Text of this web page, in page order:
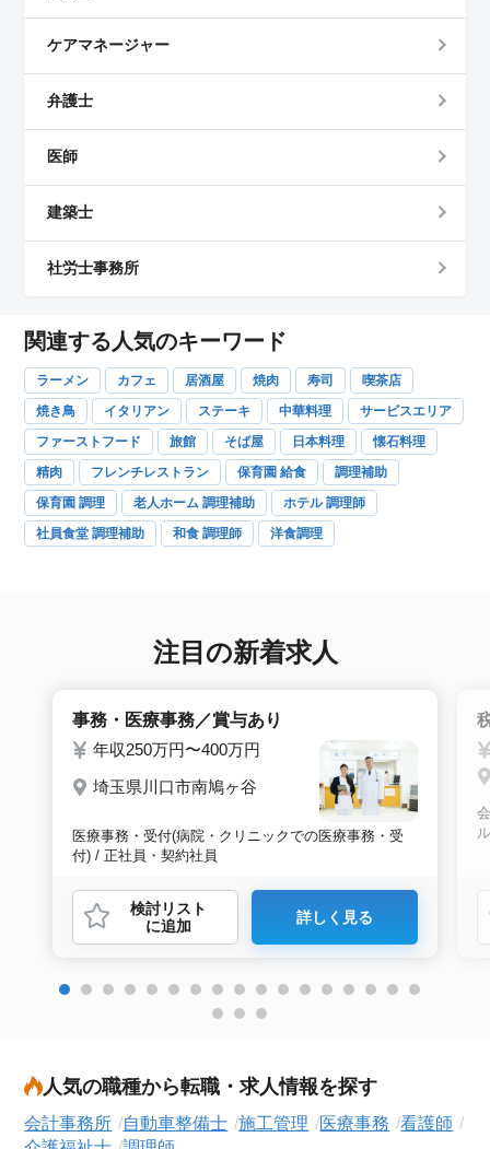
ケアマネージャー
弁護士
医師
建築士
社労士事務所
関連する人気のキーワード
ラーメン カフェ 居酒屋 焼肉 寿司
喫茶店
焼き鳥
イタリアン ステーキ 中華料理
サービスエリア
ファーストフード
旅館 そば屋 日本料理
懐石料理
精肉
フレンチレストラン 保育園 給食
調理補助
保育園 調理
老人ホーム 調理補助
ホテル 調理師
社員食堂 調理補助
和食 調理師 洋食調理
注目の新着求人
事務・医療事務／賞与あり
年収250万円〜400万円
埼玉県川口市南鳩ヶ谷
医療事務・受付(病院・クリニックでの医療事務・受
付) / 正社員・契約社員
検討リスト
に追加
詳しく見る
人気の職種から転職・求人情報を探す
会計事務所 自動車整備士 施工管理 医療事務
看護師